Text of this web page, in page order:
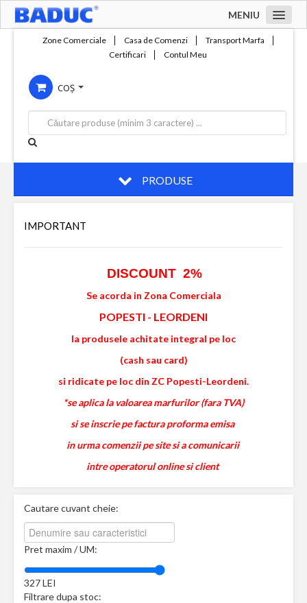
MENIU
Compania
Servicii
Productie
Contact
Zone Comerciale Casa de Comenzi
Transport Marfa
Certificari
Contul Meu
COȘ
PRODUSE
IMPORTANT
DISCOUNT 2%
Se acorda in Zona Comerciala
POPESTI - LEORDENI
la produsele achitate integral pe loc
(cash sau card)
si ridicate pe loc din ZC Popesti-Leordeni.
*se aplica la valoarea marfurilor (fara TVA)
si se inscrie pe factura proforma emisa
in urma comenzii pe site si a comunicarii
intre operatorul online si client
Cautare cuvant cheie:
Pret maxim / UM:
327LEI
Filtrare dupa stoc: